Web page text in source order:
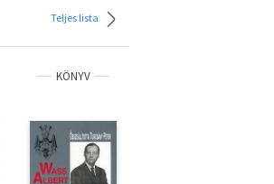
Teljes lista
KÖNYV